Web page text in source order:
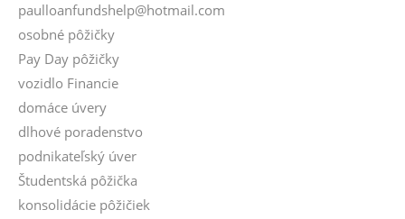
paulloanfundshelp@hotmail.com
osobné pôžičky
Pay Day pôžičky
vozidlo Financie
domáce úvery
dlhové poradenstvo
podnikateľský úver
Študentská pôžička
konsolidácie pôžičiek